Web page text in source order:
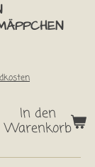
In den
Warenkorb